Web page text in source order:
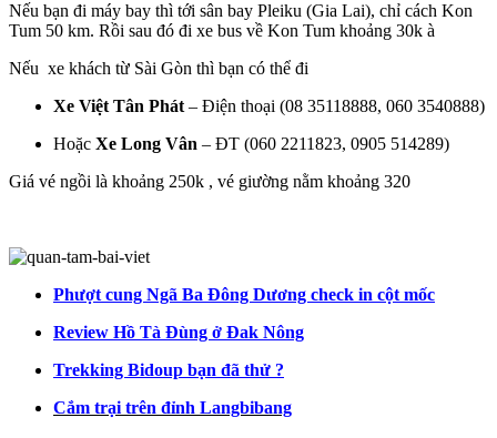
Nếu bạn đi máy bay thì tới sân bay Pleiku (Gia Lai), chỉ cách Kon
Tum 50 km. Rồi sau đó đi xe bus về Kon Tum khoảng 30k à
Nếu xe khách từ Sài Gòn thì bạn có thể đi
Xe Việt Tân Phát – Điện thoại (08 35118888, 060 3540888)
Hoặc Xe Long Vân – ĐT (060 2211823, 0905 514289)
Giá vé ngồi là khoảng 250k , vé giường nằm khoảng 320
Phượt cung Ngã Ba Đông Dương check in cột mốc
Review Hồ Tà Đùng ở Đak Nông
Trekking Bidoup bạn đã thử ?
Cắm trại trên đỉnh Langbibang